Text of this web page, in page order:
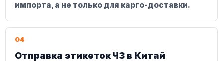
импорта, а не только для карго-доставки.
04
Отправка этикеток ЧЗ в Китай